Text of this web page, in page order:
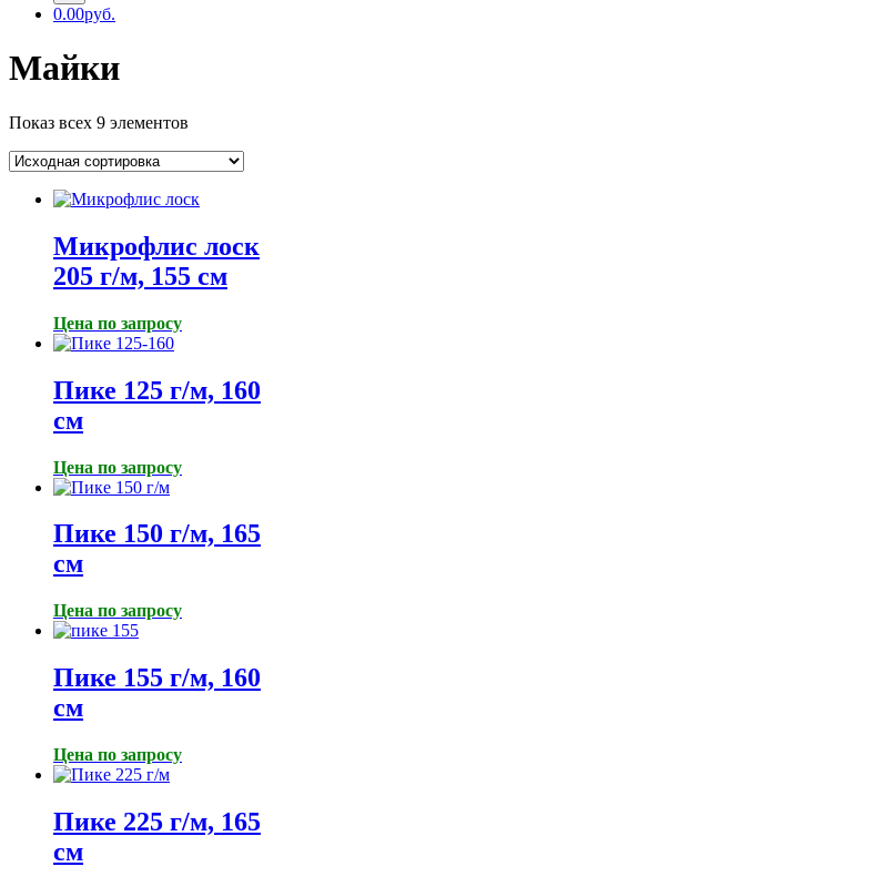
0.00руб.
Майки
Показ всех 9 элементов
Микрофлис лоск
205 г/м, 155 см
Цена по запросу
Пике 125 г/м, 160
см
Цена по запросу
Пике 150 г/м, 165
см
Цена по запросу
Пике 155 г/м, 160
см
Цена по запросу
Пике 225 г/м, 165
см